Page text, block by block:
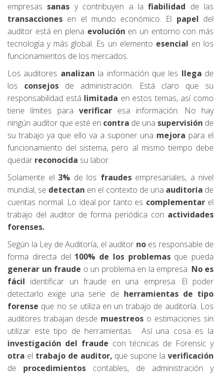
empresas sanas y contribuyen a lafiabilidad de las
transacciones en el mundo económico. El papel del
auditor está en plena evolución en un entorno con más
tecnología y más global. Es un elemento esencial en los
funcionamientos de los mercados.
Los auditores analizan la información que les llega de
los consejos de administración. Está claro que su
responsabilidad está limitada en estos temas, así como
tiene límites para verificar esa información. No hay
ningún auditor que esté en contra de una supervisión de
su trabajo ya que ello va a suponer una mejora para el
funcionamiento del sistema, pero al mismo tiempo debe
quedar reconocida su labor.
Solamente el 3% de los fraudesempresariales, a nivel
mundial, se detectan en el contexto de una auditoría de
cuentas normal. Lo ideal por tanto es complementarel
trabajo del auditor de forma periódica con actividades
forenses.
Según la Ley de Auditoría, el auditor no es responsable de
forma directa del 100% de los problemasque pueda
generar un fraude o un problema en la empresa. No es
fácil identificar un fraude en una empresa. El poder
detectarlo exige una serie de herramientas de tipo
forense que no se utiliza en un trabajo de auditoría. Los
auditores trabajan desde muestreos o estimaciones sin
utilizar este tipo de herramientas. Así una cosa es la
investigación del fraude con técnicas de Forensic y
otra el trabajo de auditor, que supone la verificación
de procedimientos contables, de administración y